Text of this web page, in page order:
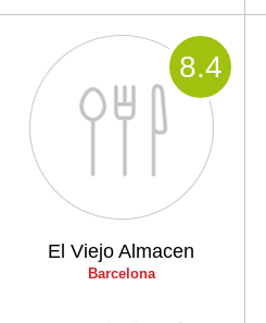
El Viejo Almacen
Barcelona
8.4